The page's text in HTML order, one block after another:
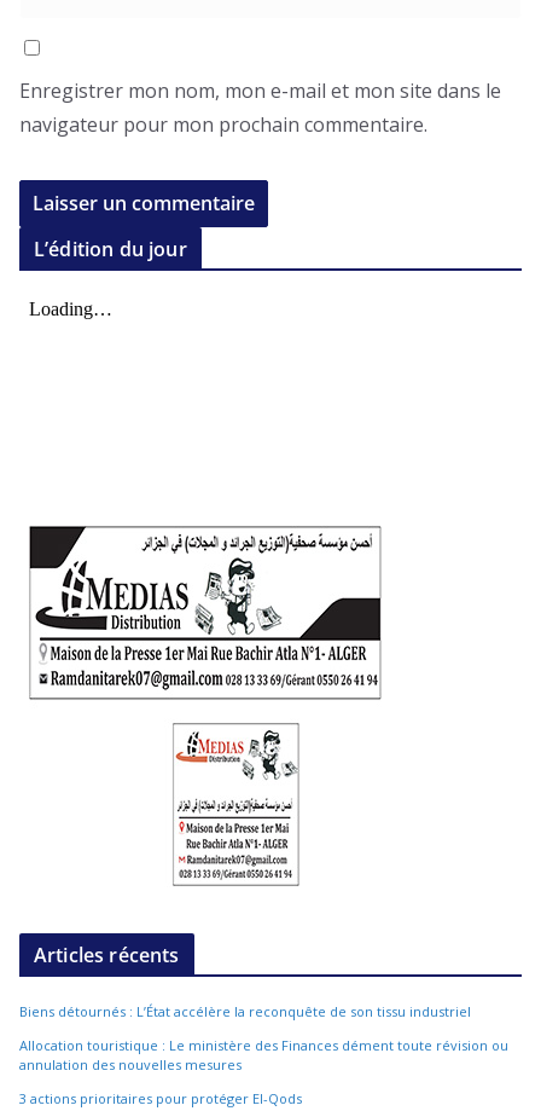
Enregistrer mon nom, mon e-mail et mon site dans le
navigateur pour mon prochain commentaire.
L’édition du jour
Articles récents
Biens détournés : L’État accélère la reconquête de son tissu industriel
Allocation touristique : Le ministère des Finances dément toute révision ou
annulation des nouvelles mesures
3 actions prioritaires pour protéger El-Qods